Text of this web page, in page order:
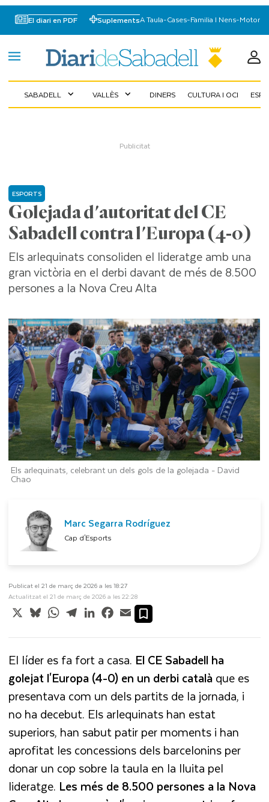
El diari en PDF SuplementsA Taula-Cases-Familia I Nens-Motor
SABADELL expand_more VALLÈS expand_more DINERS CULTURA I OCI
Golejada d'autoritat del CE
Sabadell contra l'Europa (4-0)
ESPORTS
Els arlequinats consoliden el lideratge amb una
gran victòria en el derbi davant de més de 8.500
persones a la Nova Creu Alta
Els arlequinats, celebrant un dels gols de la golejada - David
Chao
Marc Segarra Rodríguez
Cap d'Esports
Publicat el 21 de març de 2026 a les 18:27
Actualitzat el 21 de març de 2026 a les 22:28
X BlueskyWhatsApp
TelegramLinkedInFacebook
Email
El líder es fa fort a casa. El CE Sabadell ha
golejat l'Europa (4-0) en un derbi catalàque es
presentava com un dels partits de la jornada, i
no ha decebut. Els arlequinats han estat
superiors, han sabut patir per moments i han
aprofitat les concessions dels barcelonins per
donar un cop sobre la taula en la lluita pel
lideratge. Les més de 8.500 persones a la Nova